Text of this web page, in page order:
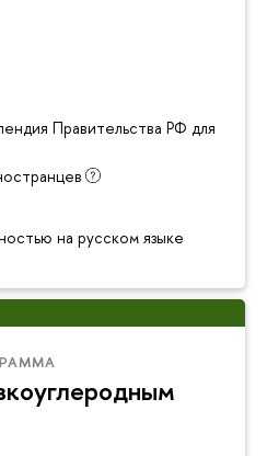
Правительства РФ для
на русском языке